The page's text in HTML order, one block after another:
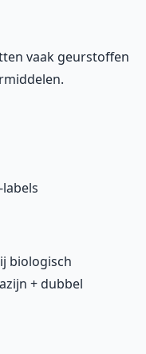
vaak geurstoffen
biologisch
+ dubbel